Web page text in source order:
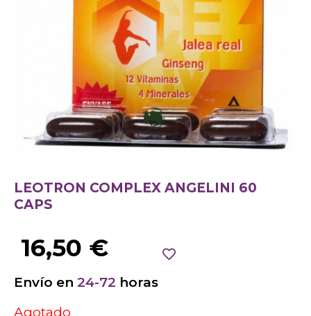
LEOTRON COMPLEX ANGELINI 60
CAPS
16,50 €
Envío en 24-72 horas
Agotado